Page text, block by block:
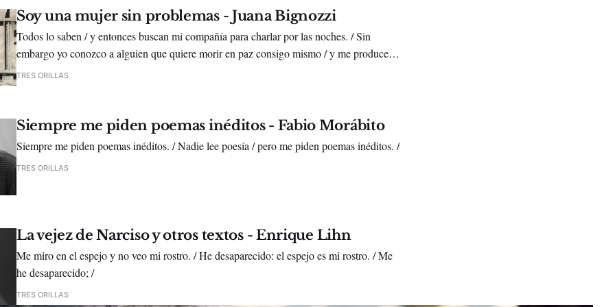
Soy una mujer sin problemas - Juana Bignozzi
Todos lo saben / y entonces buscan mi compañía para charlar por las noches. / Sin
embargo yo conozco a alguien que quiere morir en paz consigo mismo / y me produce
estremecimientos, insomnio, soledad, /
TRES ORILLAS
Siempre me piden poemas inéditos - Fabio Morábito
Siempre me piden poemas inéditos. / Nadie lee poesía / pero me piden poemas inéditos. /
TRES ORILLAS
La vejez de Narciso y otros textos - Enrique Lihn
Me miro en el espejo y no veo mi rostro. / He desaparecido: el espejo es mi rostro. / Me
he desaparecido; /
TRES ORILLAS